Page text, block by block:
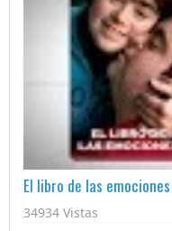
El libro de las emociones
34934 Vistas